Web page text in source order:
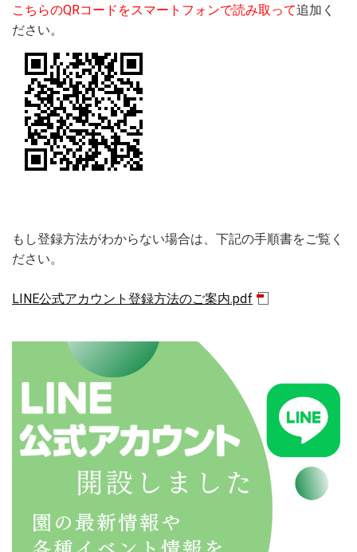
こちらのQRコードをスマートフォンで読み取って追加く
ださい。
もし登録方法がわからない場合は、下記の手順書をご覧く
ださい。
LINE公式アカウント登録方法のご案内.pdf